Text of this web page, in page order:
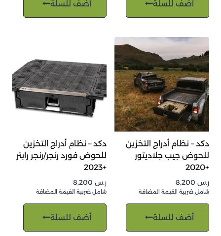
أضف للسلة أضف للسلة
دكد – نظام أدراج التخزين
للحوض جيب جلاديتور
+2020
ر.س
شامل ضريبة القيمة المضافة
أضف للسلة
دكد – نظام أدراج التخزين
للحوض فورد رنجر/رنجر رابتر
+2023
ر.س
شامل ضريبة القيمة المضافة
أضف للسلة